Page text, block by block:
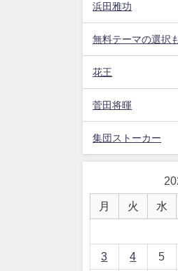
浜田雅功
無料テーマの選択
花王
菅田将暉
集団ストーカー
月 火 水
3 4 5